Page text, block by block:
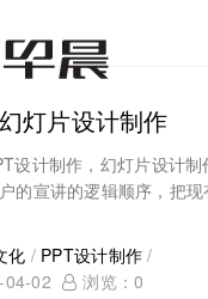
灯片设计制作
设计制作，幻灯片设计
的宣讲的逻辑顺序，把
化 / PPT设计制作 /
04-02
浏览：0